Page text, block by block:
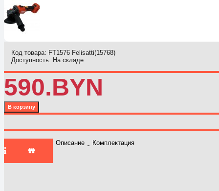
Код товара: FT1576 Felisatti(15768)
Доступность: На складе
590.BYN